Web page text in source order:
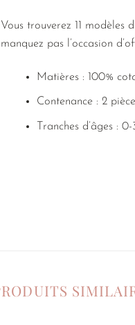
Vous trouverez 11
manquez pas l’occasion
Matières : 100%
Contenance : 2
Tranches d’âges :